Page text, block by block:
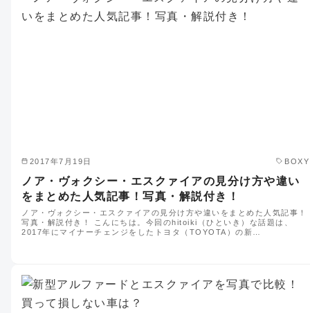
2017年7月19日 BOXY
ノア・ヴォクシー・エスクァイアの見分け方や違い
をまとめた人気記事！写真・解説付き！
ノア・ヴォクシー・エスクァイアの見分け方や違いをまとめた人気記事！
写真・解説付き！ こんにちは。今回のhitoiki（ひといき）な話題は、
2017年にマイナーチェンジをしたトヨタ（TOYOTA）の新…